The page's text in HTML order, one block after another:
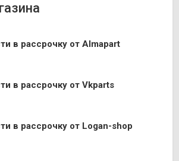
в рассрочку от Almapart
в рассрочку от Vkparts
в рассрочку от Logan-shop